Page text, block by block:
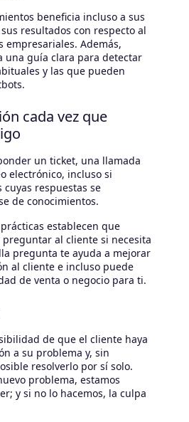
beneficia incluso a sus
resultados con respecto al
empresariales. Además,
una guía clara para detectar
y las que pueden
cada vez que
un ticket, una llamada
electrónico, incluso si
respuestas se
de conocimientos.
establecen que
al cliente si necesita
pregunta te ayuda a mejorar
al cliente e incluso puede
de venta o negocio para ti.
de que el cliente haya
a su problema y, sin
resolverlo por sí solo.
problema, estamos
y si no lo hacemos, la culpa